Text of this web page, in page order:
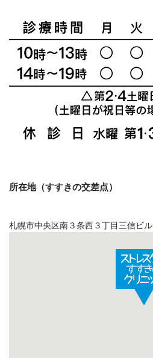
所在地（すすきの交差点）
札幌市中央区南３条西３丁目三信ビル